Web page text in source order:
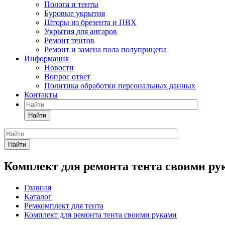
Полога и тенты
Буровые укрытия
Шторы из брезента и ПВХ
Укрытия для ангаров
Ремонт тентов
Ремонт и замена пола полуприцепа
Информация
Новости
Вопрос ответ
Политика обработки персональных данных
Контакты
Найти
Найти
Комплект для ремонта тента своими
Главная
Каталог
Ремкомплект для тента
Комплект для ремонта тента своими руками